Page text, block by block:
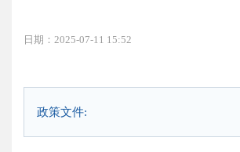
日期：2025-07-11 15:52
政策文件: